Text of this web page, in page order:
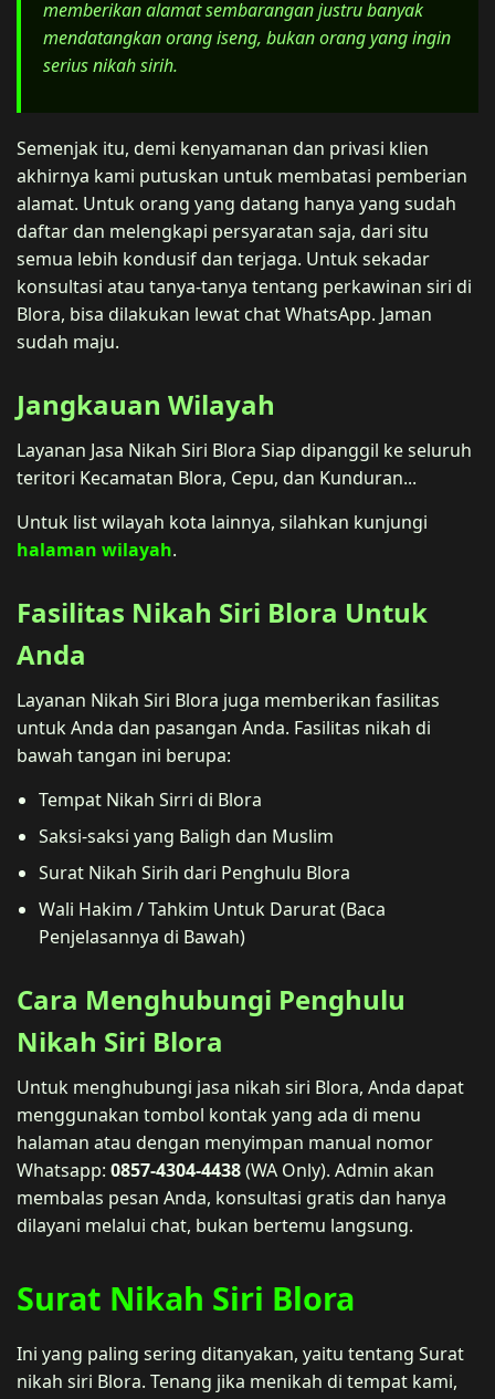
memberikan alamat sembarangan justru banyak
mendatangkan orang iseng, bukan orang yang ingin
serius nikah sirih.
Semenjak itu, demi kenyamanan dan privasi klien
akhirnya kami putuskan untuk membatasi pemberian
alamat. Untuk orang yang datang hanya yang sudah
daftar dan melengkapi persyaratan saja, dari situ
semua lebih kondusif dan terjaga. Untuk sekadar
konsultasi atau tanya-tanya tentang perkawinan siri di
Blora, bisa dilakukan lewat chat WhatsApp. Jaman
sudah maju.
Jangkauan Wilayah
Layanan Jasa Nikah Siri Blora Siap dipanggil ke seluruh
teritori Kecamatan Blora, Cepu, dan Kunduran...
Untuk list wilayah kota lainnya, silahkan kunjungi
halaman wilayah.
Fasilitas Nikah Siri Blora Untuk
Anda
Layanan Nikah Siri Blora juga memberikan fasilitas
untuk Anda dan pasangan Anda. Fasilitas nikah di
bawah tangan ini berupa:
Tempat Nikah Sirri di Blora
Saksi-saksi yang Baligh dan Muslim
Surat Nikah Sirih dari Penghulu Blora
Wali Hakim / Tahkim Untuk Darurat (Baca
Penjelasannya di Bawah)
Cara Menghubungi Penghulu
Nikah Siri Blora
Untuk menghubungi jasa nikah siri Blora, Anda dapat
menggunakan tombol kontak yang ada di menu
halaman atau dengan menyimpan manual nomor
Whatsapp: 0857-4304-4438(WA Only). Admin akan
membalas pesan Anda, konsultasi gratis dan hanya
dilayani melalui chat, bukan bertemu langsung.
Surat Nikah Siri Blora
Ini yang paling sering ditanyakan, yaitu tentang Surat
nikah siri Blora. Tenang jika menikah di tempat kami,